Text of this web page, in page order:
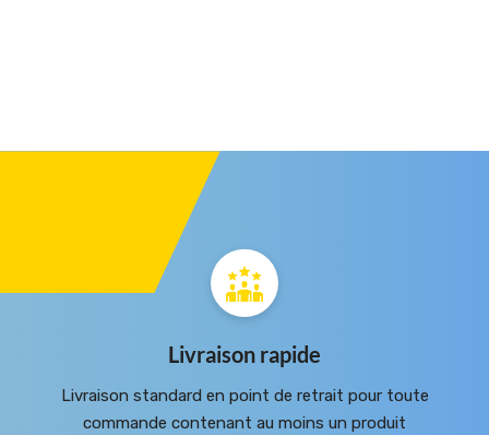
Livraison rapide
Livraison standard en point de retrait pour toute
commande contenant au moins un produit